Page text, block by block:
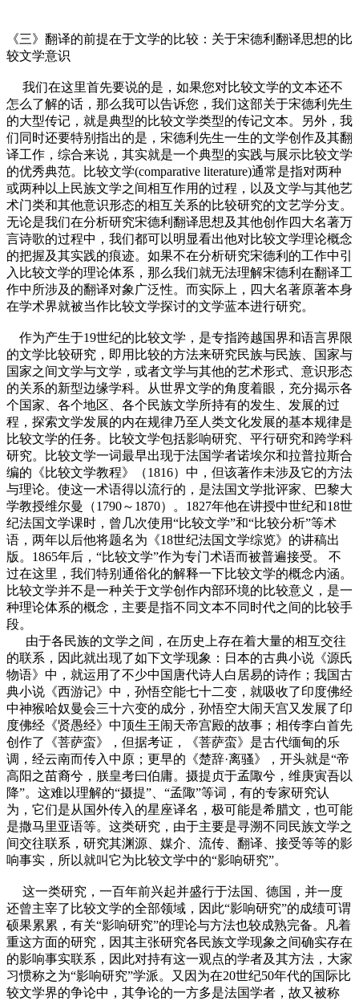
《三》翻译的前提在于文学的比较：关于宋德利翻译思想的比
较文学意识
我们在这里首先要说的是，如果您对比较文学的文本还不
怎么了解的话，那么我可以告诉您，我们这部关于宋德利先生
的大型传记，就是典型的比较文学类型的传记文本。另外，我
们同时还要特别指出的是，宋德利先生一生的文学创作及其翻
译工作，综合来说，其实就是一个典型的实践与展示比较文学
的优秀典范。比较文学(comparative literature)通常是指对两种
或两种以上民族文学之间相互作用的过程，以及文学与其他艺
术门类和其他意识形态的相互关系的比较研究的文艺学分支。
无论是我们在分析研究宋德利翻译思想及其他创作四大名著万
言诗歌的过程中，我们都可以明显看出他对比较文学理论概念
的把握及其实践的痕迹。如果不在分析研究宋德利的工作中引
入比较文学的理论体系，那么我们就无法理解宋德利在翻译工
作中所涉及的翻译对象广泛性。而实际上，四大名著原著本身
在学术界就被当作比较文学探讨的文学蓝本进行研究。
作为产生于19世纪的比较文学，是专指跨越国界和语言界限
的文学比较研究，即用比较的方法来研究民族与民族、国家与
国家之间文学与文学，或者文学与其他的艺术形式、意识形态
的关系的新型边缘学科。从世界文学的角度着眼，充分揭示各
个国家、各个地区、各个民族文学所持有的发生、发展的过
程，探索文学发展的内在规律乃至人类文化发展的基本规律是
比较文学的任务。比较文学包括影响研究、平行研究和跨学科
研究。比较文学一词最早出现于法国学者诺埃尔和拉普拉斯合
编的《比较文学教程》（1816）中，但该著作未涉及它的方法
与理论。使这一术语得以流行的，是法国文学批评家、巴黎大
学教授维尔曼（1790～1870）。1827年他在讲授中世纪和18世
纪法国文学课时，曾几次使用“比较文学”和“比较分析”等术
语，两年以后他将题名为《18世纪法国文学综览》的讲稿出
版。1865年后，“比较文学”作为专门术语而被普遍接受。 不
过在这里，我们特别通俗化的解释一下比较文学的概念内涵。
比较文学并不是一种关于文学创作内部环境的比较意义，是一
种理论体系的概念，主要是指不同文本不同时代之间的比较手
段。
由于各民族的文学之间，在历史上存在着大量的相互交往
的联系，因此就出现了如下文学现象：日本的古典小说《源氏
物语》中，就运用了不少中国唐代诗人白居易的诗作；我国古
典小说《西游记》中，孙悟空能七十二变，就吸收了印度佛经
中神猴哈奴曼会三十六变的成分，孙悟空大闹天宫又发展了印
度佛经《贤愚经》中顶生王闹天帝宫殿的故事；相传李白首先
创作了《菩萨蛮》，但据考证，《菩萨蛮》是古代缅甸的乐
调，经云南而传入中原；更早的《楚辞·离骚》，开头就是“帝
高阳之苗裔兮，朕皇考曰伯庸。摄提贞于孟陬兮，维庚寅吾以
降”。这难以理解的“摄提”、“孟陬”等词，有的专家研究认
为，它们是从国外传入的星座译名，极可能是希腊文，也可能
是撒马里亚语等。这类研究，由于主要是寻溯不同民族文学之
间交往联系，研究其渊源、媒介、流传、翻译、接受等等的影
响事实，所以就叫它为比较文学中的“影响研究”。
这一类研究，一百年前兴起并盛行于法国、德国，并一度
还曾主宰了比较文学的全部领域，因此“影响研究”的成绩可谓
硕果累累，有关“影响研究”的理论与方法也较成熟完备。凡着
重这方面的研究，因其主张研究各民族文学现象之间确实存在
的影响事实联系，因此对持有这一观点的学者及其方法，大家
习惯称之为“影响研究”学派。又因为在20世纪50年代的国际比
较文学界的争论中，其争论的一方多是法国学者，故又被称